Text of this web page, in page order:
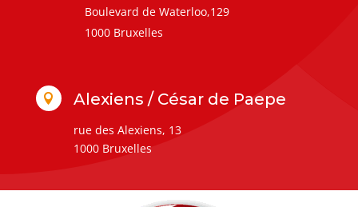
Boulevard de Waterloo,129
1000 Bruxelles
 Alexiens / César de Paepe
rue des Alexiens, 13
1000 Bruxelles